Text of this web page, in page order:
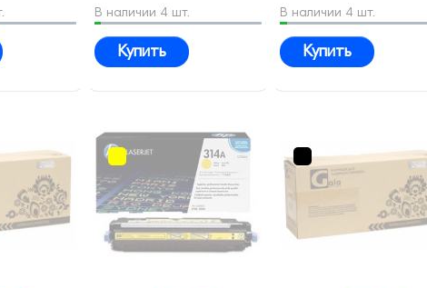
В наличии 4 шт.
Купить
В наличии 4 шт.
Купить